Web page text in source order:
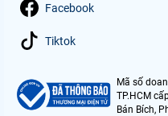
Facebook
Tiktok
Mã số
TP.HCM
Bán Bích,